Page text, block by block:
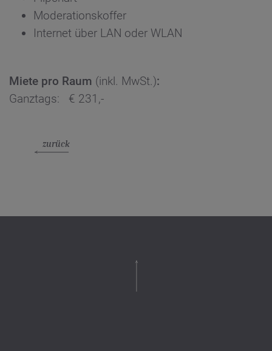
Moderationskoffer
Internet über LAN oder WLAN
Miete pro Raum (inkl. MwSt.):
Ganztags: € 231,-
zurück